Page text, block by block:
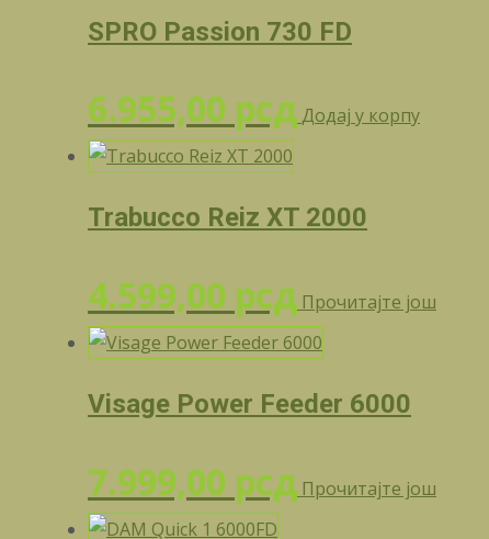
SPRO Passion 730 FD
6.955,00 рсд Додај у корпу
Trabucco Reiz XT 2000
4.599,00 рсд Прочитајте још
Visage Power Feeder 6000
7.999,00 рсд Прочитајте још